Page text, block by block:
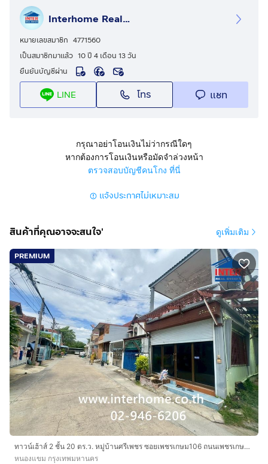
รายละเอียด
ใกล้โรงพยาบาลเกษมราษฎร์บางแค โรงพยาบาลพญาไท
โรงพยาบาลราชพิพัฒน์
หมู่บ้านเพชรเกษม 2 ( Phet Kesam 2 Village ) ขายทาวน์
เฮ้าส์ 2 ชั้น
เพชรเกษม55/2 ถนนเพชรเกษม แขวงหลักสอง เขต
หนองแขม กรุงเทพมหานคร
การตกแต่ง :
บ้านสภาพดี
มี 3 ห้องนอน 2 ห้องน้ำ 1 ห้องครัว 1 ที่จอดรถ
ต่อเติมหลังคาจอดรถด้านหน้า
พื้นชั้นบนปูกระเบื้อง
พื้นชั้นล่างปูกระเบื้องแกรนิตโต้
ทำเลดีสถานที่ใกล้เคียง :
ใกล้โรงพยาบาลเกษมราษฎร์บางแค โรงพยาบาลพญาไท
โรงพยาบาลราชพิพัฒน์ โรงพยาบาลธนบุรี 2 ศูนย์การแพทย์
กาญจนาภิเษก โรงเรียนอัสสัมชัญธนบุรี โรงเรียนสารสาสน์
ธนบุรี โรงเรียนเด่นหล้า โรงเรียน กสิณธร อาคาเดมี่
เดอะมอลล์บางแค
ซีคอนบางแค บิ๊กซีเพชรเกษม
การเดินทางสะดวก
ถนนเพชรเกษม ถนนกาญจนาภิเษก
Interhome Realty Estate
หมายเลขสมาชิก 4771560
เป็นสมาชิกมาแล้ว 10 ปี 4 เดือน 13 วัน
ยืนยันบัญชีผ่าน
LINE โทร แชท
กรุณาอย่าโอนเงินไม่ว่ากรณีใดๆ
หากต้องการโอนเงินหรือมัดจำล่วงหน้า
ตรวจสอบบัญชีคนโกง ที่นี่
แจ้งประกาศไม่เหมาะสม
สินค้าที่คุณอาจจะสนใจ' ดูเพิ่มเติม
PREMIUM
ทาวน์เฮ้าส์ 2 ชั้น 20 ตร.ว. หมู่บ้านศรีเพชร ซอยเพชรเกษม106 ถนนเพชรเกษม เขตหนองแขม กรุงเทพมหานคร
หนองแขม กรุงเทพมหานคร